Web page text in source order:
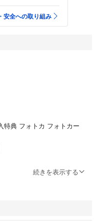
安全への取り組み
特典 フォトカ フォトカー
続きを表示する